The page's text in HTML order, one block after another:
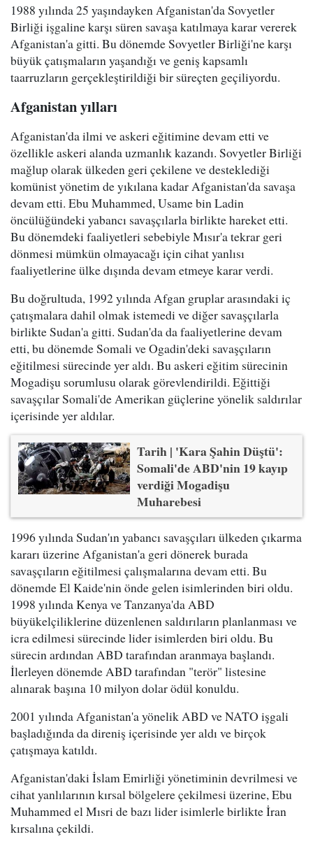
1988 yılında 25 yaşındayken Afganistan'da Sovyetler
Birliği işgaline karşı süren savaşa katılmaya karar vererek
Afganistan'a gitti. Bu dönemde Sovyetler Birliği'ne karşı
büyük çatışmaların yaşandığı ve geniş kapsamlı
taarruzların gerçekleştirildiği bir süreçten geçiliyordu.
Afganistan yılları
Afganistan'da ilmi ve askeri eğitimine devam etti ve
özellikle askeri alanda uzmanlık kazandı. Sovyetler Birliği
mağlup olarak ülkeden geri çekilene ve desteklediği
komünist yönetim de yıkılana kadar Afganistan'da savaşa
devam etti. Ebu Muhammed, Usame bin Ladin
öncülüğündeki yabancı savaşçılarla birlikte hareket etti.
Bu dönemdeki faaliyetleri sebebiyle Mısır'a tekrar geri
dönmesi mümkün olmayacağı için cihat yanlısı
faaliyetlerine ülke dışında devam etmeye karar verdi.
Bu doğrultuda, 1992 yılında Afgan gruplar arasındaki iç
çatışmalara dahil olmak istemedi ve diğer savaşçılarla
birlikte Sudan'a gitti. Sudan'da da faaliyetlerine devam
etti, bu dönemde Somali ve Ogadin'deki savaşçıların
eğitilmesi sürecinde yer aldı. Bu askeri eğitim sürecinin
Mogadişu sorumlusu olarak görevlendirildi. Eğittiği
savaşçılar Somali'de Amerikan güçlerine yönelik saldırılar
içerisinde yer aldılar.
Tarih | 'Kara Şahin Düştü':
Somali'de ABD'nin 19 kayıp
verdiği Mogadişu
Muharebesi
1996 yılında Sudan'ın yabancı savaşçıları ülkeden çıkarma
kararı üzerine Afganistan'a geri dönerek burada
savaşçıların eğitilmesi çalışmalarına devam etti. Bu
dönemde El Kaide'nin önde gelen isimlerinden biri oldu.
1998 yılında Kenya ve Tanzanya'da ABD
büyükelçiliklerine düzenlenen saldırıların planlanması ve
icra edilmesi sürecinde lider isimlerden biri oldu. Bu
sürecin ardından ABD tarafından aranmaya başlandı.
İlerleyen dönemde ABD tarafından "terör" listesine
alınarak başına 10 milyon dolar ödül konuldu.
2001 yılında Afganistan'a yönelik ABD ve NATO işgali
başladığında da direniş içerisinde yer aldı ve birçok
çatışmaya katıldı.
Afganistan'daki İslam Emirliği yönetiminin devrilmesi ve
cihat yanlılarının kırsal bölgelere çekilmesi üzerine, Ebu
Muhammed el Mısri de bazı lider isimlerle birlikte İran
kırsalına çekildi.